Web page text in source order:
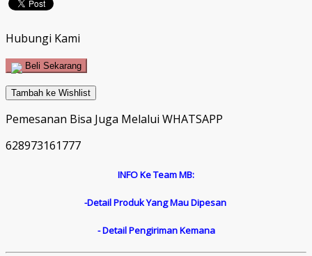
Hubungi Kami
Beli Sekarang
Tambah ke Wishlist
Pemesanan Bisa Juga Melalui WHATSAPP
628973161777
INFO Ke Team MB:
-Detail Produk Yang Mau Dipesan
- Detail Pengiriman Kemana